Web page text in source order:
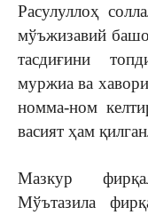
Расулуллоҳ
мўъжизавий
тасдиғини
муржиа ва
номма-ном
васият ҳам
Мазкур
Мўътазила